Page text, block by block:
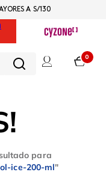
0
A S/130
para
ice-200-ml"